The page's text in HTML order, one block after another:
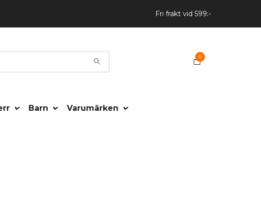
Fri frakt vid 599:-
0
Barn Varumärken